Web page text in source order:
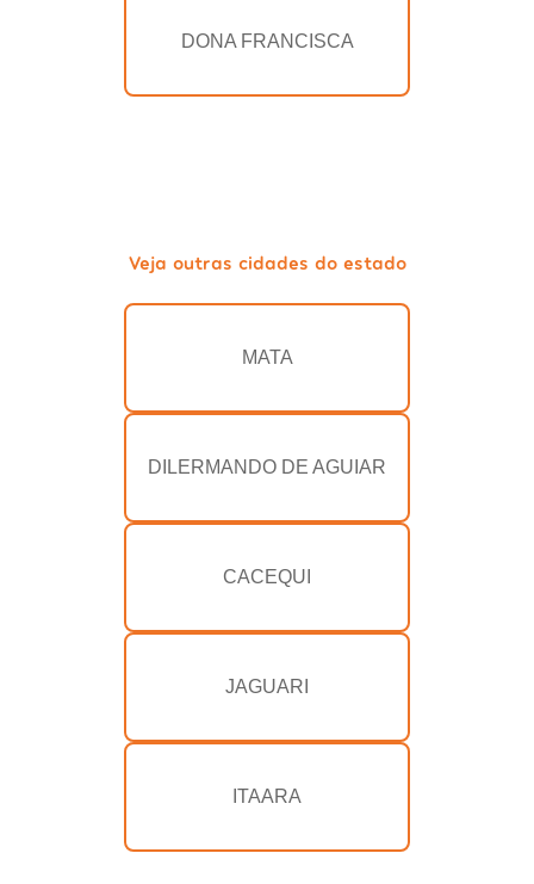
DONA FRANCISCA
Veja outras cidades do estado
MATA
DILERMANDO DE AGUIAR
CACEQUI
JAGUARI
ITAARA